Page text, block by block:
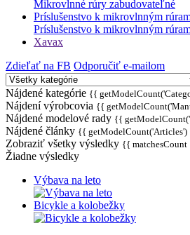
Mikrovlnné rúry zabudovateľné
Príslušenstvo k mikrovlnným
Príslušenstvo k mikrovlnným
Xavax
Zdieľať na FB Odporučiť e-mailom
Nájdené kategórie {{
Nájdení výrobcovia {{
Nájdené modelové rady {{
Nájdené články {{
Zobraziť všetky výsledky {{
Žiadne výsledky
Výbava na leto
Bicykle a kolobežky